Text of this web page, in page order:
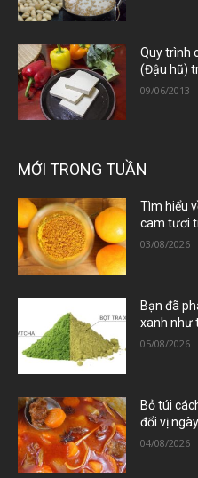
Quy trình
(Đậu hũ)
09/06/2013
MỚI TRONG TUẦN
Tìm hiểu
cam tươi
03/08/2026
Bạn đã
xanh như
05/08/2026
Bỏ túi
đổi vị
04/08/2026